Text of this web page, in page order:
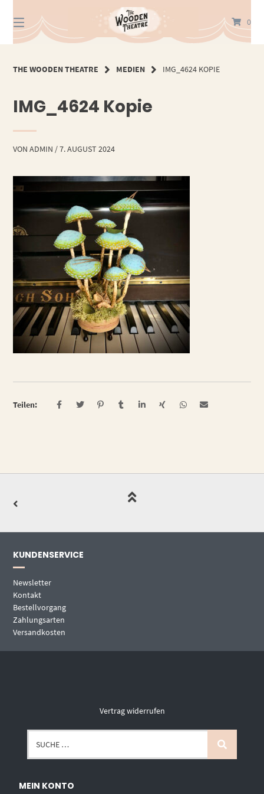
zum
Inhalt
0
THE WOODEN THEATRE MEDIEN IMG_4624 KOPIE
IMG_4624 Kopie
VONADMIN /7. AUGUST 2024
Teilen:
KUNDENSERVICE
Newsletter
Kontakt
Bestellvorgang
Zahlungsarten
Versandkosten
Vertrag widerrufen
MEIN KONTO